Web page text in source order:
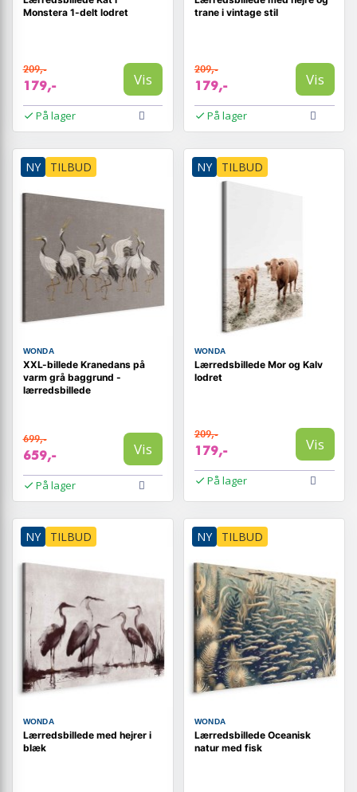
Monstera 1-delt lodret
209,-
179,- Vis
På lager
trane i vintage stil
209,-
179,- Vis
På lager
NY TILBUD
WONDA
XXL-billede Kranedans på
varm grå baggrund -
lærredsbillede
699,-
659,- Vis
På lager
NY TILBUD
WONDA
Lærredsbillede Mor og Kalv
lodret
209,-
179,- Vis
På lager
NY TILBUD
WONDA
Lærredsbillede med hejrer i
blæk
NY TILBUD
WONDA
Lærredsbillede Oceanisk
natur med fisk